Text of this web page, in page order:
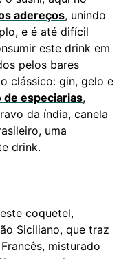
adereços, unindo
e é até difícil
este drink em
pelos bares
clássico: gin, gelo e
de especiarias,
da índia, canela
uma
drink.
coquetel,
Siciliano, que traz
misturado